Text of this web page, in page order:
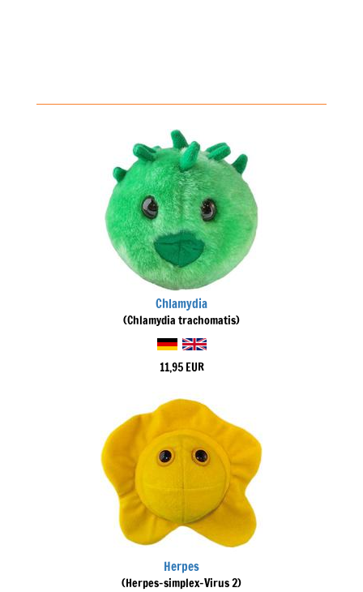
Chlamydia
(Chlamydia trachomatis)
11,95 EUR
Herpes
(Herpes-simplex-Virus 2)